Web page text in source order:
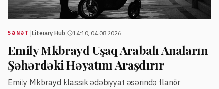
SƏNƏT Literary Hub 14:10, 04.08.2026
Emily Mkbrayd Uşaq Arabalı Anaların
Şəhərdəki Həyatını Araşdırır
Emily Mkbrayd klassik ədəbiyyat əsərində flanör